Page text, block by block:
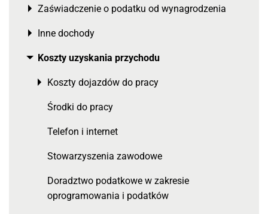
Zaświadczenie o podatku od wynagrodzenia
Toggle menu
Inne dochody
Toggle menu
Koszty uzyskania przychodu
Toggle menu
Koszty dojazdów do pracy
Toggle menu
Środki do pracy
Telefon i internet
Stowarzyszenia zawodowe
Doradztwo podatkowe w zakresie
oprogramowania i podatków